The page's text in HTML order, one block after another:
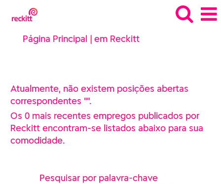
Página Principal | em Reckitt(página
Atualmente, não existem posições abertas
correspondentes "".
Os 0 mais recentes empregos publicados por
Reckitt encontram-se listados abaixo para sua
comodidade.
Pesquisar por palavra-chave